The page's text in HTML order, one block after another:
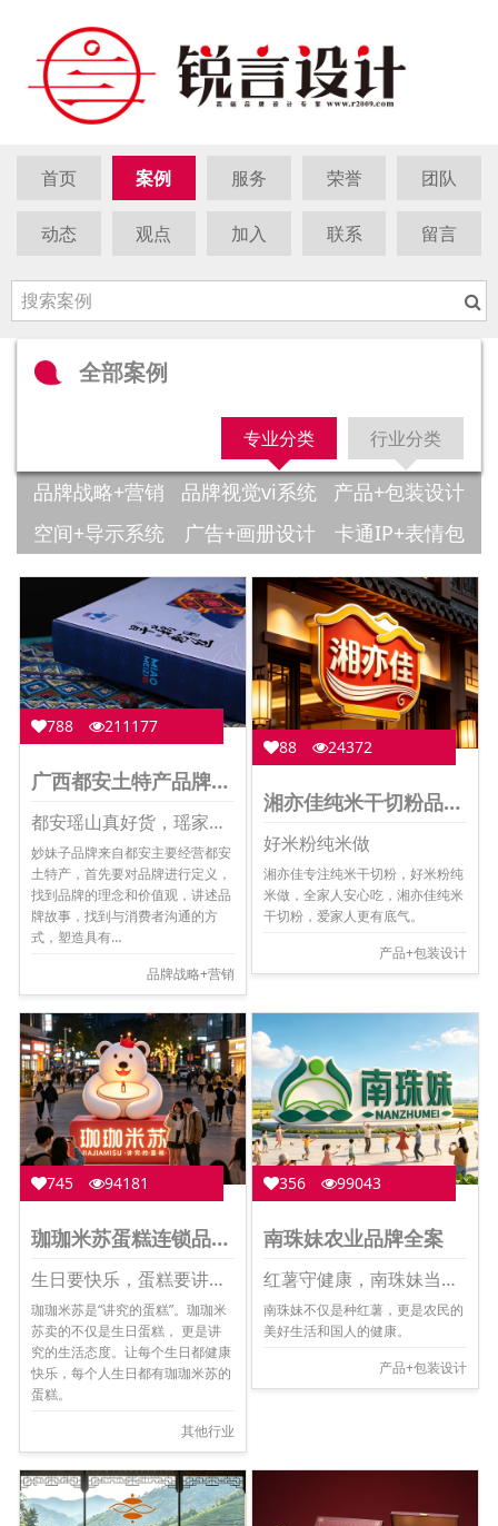
首页 案例 服务 荣誉 团队
动态 观点 加入 联系 留言
全部案例
行业分类
专业分类
品牌战略+营销 品牌视觉vi系统
产品+包装设计
空间+导示系统
广告+画册设计 卡通IP+表情包
788 211177
广西都安土特产品牌包装策划设计
都安瑶山真好货，瑶家妹子妙传承。
妙妹子品牌来自都安主要经营都安
土特产，首先要对品牌进行定义，
找到品牌的理念和价值观，讲述品
牌故事，找到与消费者沟通的方
式，塑造具有…
品牌战略+营销
88 24372
湘亦佳纯米干切粉品牌全案
好米粉纯米做
湘亦佳专注纯米干切粉，好米粉纯
米做，全家人安心吃，湘亦佳纯米
干切粉，爱家人更有底气。
产品+包装设计
745 94181
珈珈米苏蛋糕连锁品牌全案
生日要快乐，蛋糕要讲究。
珈珈米苏是“讲究的蛋糕”。珈珈米
苏卖的不仅是生日蛋糕， 更是讲
究的生活态度。让每个生日都健康
快乐，每个人生日都有珈珈米苏的
蛋糕。
其他行业
356 99043
南珠妹农业品牌全案
红薯守健康，南珠妹当先。
南珠妹不仅是种红薯，更是农民的
美好生活和国人的健康。
产品+包装设计